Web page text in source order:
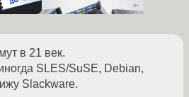
в 21 век.
SLES/SuSE, Debian,
Slackware.